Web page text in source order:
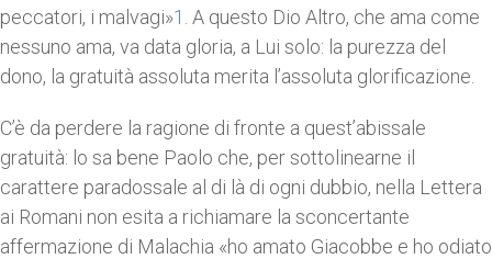
peccatori, i malvagi»1 . A questo Dio Al­tro, che ama come
nessuno ama, va data gloria, a Lui solo: la purezza del
dono, la gratuità assoluta merita l’assoluta glorificazione.
C’è da perdere la ragione di fronte a quest’abissale
gratuità: lo sa bene Paolo che, per sottolinearne il
carattere paradossale al di là di ogni dubbio, nella Lettera
ai Romani non esita a richiamare la sconcertante
affermazione di Malachia «ho amato Giacobbe e ho odiato